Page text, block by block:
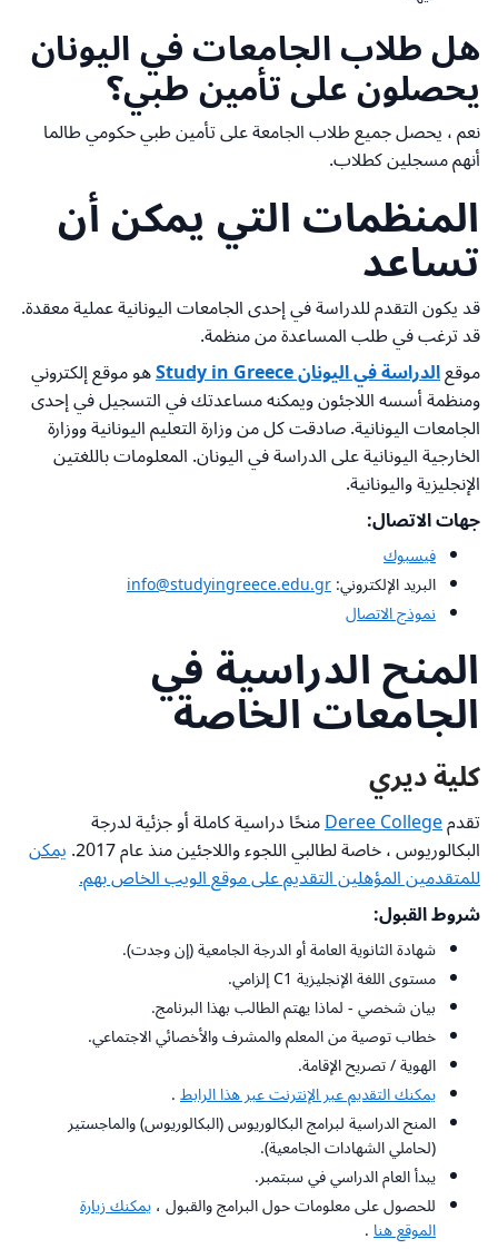
هل طلاب الجامعات في اليونان
يحصلون على تأمين طبي؟
نعم ، يحصل جميع طلاب الجامعة على تأمين طبي حكومي طالما
أنهم مسجلين كطلاب.
المنظمات التي يمكن أن
تساعد
قد يكون التقدم للدراسة في إحدى الجامعات اليونانية عملية معقدة.
قد ترغب في طلب المساعدة من منظمة.
موقعالدراسة في اليونان Study in Greece هو موقع إلكتروني
ومنظمة أسسه اللاجئون ويمكنه مساعدتك في التسجيل في إحدى
الجامعات اليونانية. صادقت كل من وزارة التعليم اليونانية ووزارة
الخارجية اليونانية على الدراسة في اليونان. المعلومات باللغتين
الإنجليزية واليونانية.
جهات الاتصال:
فيسبوك
البريد الإلكتروني:info@studyingreece.edu.gr
نموذج الاتصال
المنح الدراسية في
الجامعات الخاصة
كلية ديري
تقدمDeree Collegeمنحًا دراسية كاملة أو جزئية لدرجة
البكالوريوس ، خاصة لطالبي اللجوء واللاجئين منذ عام 2017. يمكن
للمتقدمين المؤهلين التقديم على موقع الويب الخاص بهم.
شروط القبول:
شهادة الثانوية العامة أو الدرجة الجامعية (إن وجدت).
مستوى اللغة الإنجليزية C1 إلزامي.
بيان شخصي - لماذا يهتم الطالب بهذا البرنامج.
خطاب توصية من المعلم والمشرف والأخصائي الاجتماعي.
الهوية / تصريح الإقامة.
يمكنك التقديم عبر الإنترنت عبر هذا الرابط.
المنح الدراسية لبرامج البكالوريوس (البكالوريوس) والماجستير
(لحاملي الشهادات الجامعية).
يبدأ العام الدراسي في سبتمبر.
للحصول على معلومات حول البرامج والقبول ،يمكنك زيارة
الموقع هنا.